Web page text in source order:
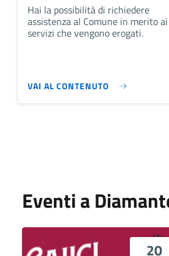
Hai la possibilità di richiedere
assistenza al Comune in merito ai
servizi che vengono erogati.
VAI AL CONTENUTO
Eventi a
20